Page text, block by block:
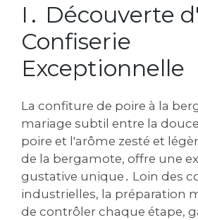
I․ Découverte
Confiserie
Exceptionnelle
La confiture de poire à la
mariage subtil entre la
poire et l'arôme zesté et
de la bergamote, offre une
gustative unique․ Loin des
industrielles, la préparation
de contrôler chaque étape,